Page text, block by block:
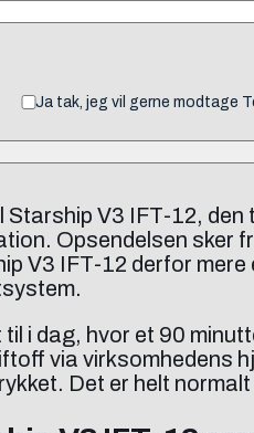
Ja tak, jeg vil gerne modtage
Starship V3 IFT-12,
Opsendelsen sker
V3 IFT-12 derfor
i dag, hvor et 90
via virksomhedens
Det er helt